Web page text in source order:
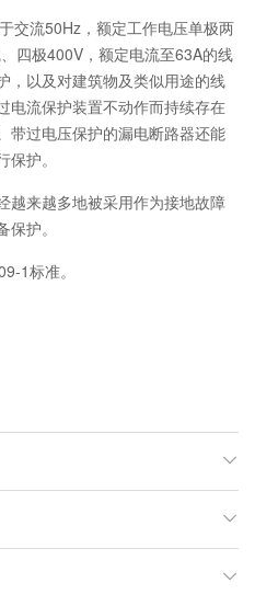
交流50Hz，额定工作电压单极两
四极400V，额定电流至63A的线
，以及对建筑物及类似用途的线
电流保护装置不动作而持续存在
带过电压保护的漏电断路器还能
护。
越来越多地被采用作为接地故障
护。
1标准。